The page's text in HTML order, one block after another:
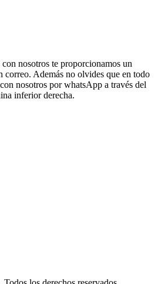
nosotros te proporcionamos un
correo. Además no olvides que en todo
nosotros por whatsApp a través del
inferior derecha.